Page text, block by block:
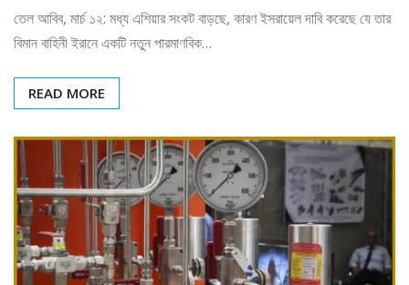
তেল আবিব, মার্চ ১২: মধ্য এশিয়ার সংকট বাড়ছে, কারণ ইসরায়েল দাবি করেছে যে তার
বিমান বাহিনী ইরানে একটি নতুন পারমাণবিক…
READ MORE